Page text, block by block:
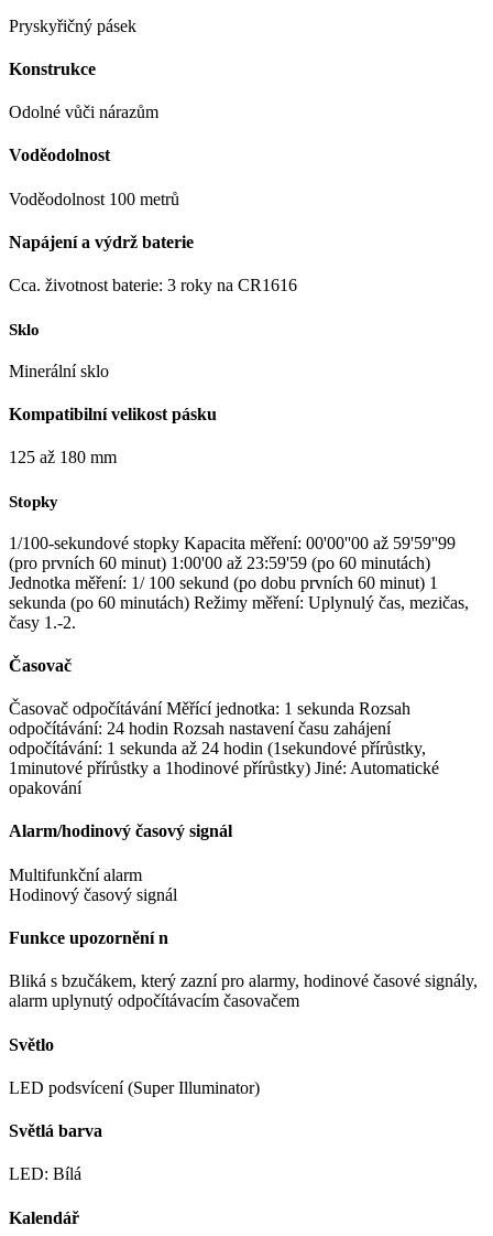
Pryskyřičný pásek
Konstrukce
Odolné vůči nárazům
Voděodolnost
Voděodolnost 100 metrů
Napájení a výdrž baterie
Cca. životnost baterie: 3 roky na CR1616
Sklo
Minerální sklo
Kompatibilní velikost pásku
125 až 180 mm
Stopky
1/100-sekundové stopky Kapacita měření: 00'00''00 až 59'59''99
(pro prvních 60 minut) 1:00'00 až 23:59'59 (po 60 minutách)
Jednotka měření: 1/ 100 sekund (po dobu prvních 60 minut) 1
sekunda (po 60 minutách) Režimy měření: Uplynulý čas, mezičas,
časy 1.-2.
Časovač
Časovač odpočítávání Měřící jednotka: 1 sekunda Rozsah
odpočítávání: 24 hodin Rozsah nastavení času zahájení
odpočítávání: 1 sekunda až 24 hodin (1sekundové přírůstky,
1minutové přírůstky a 1hodinové přírůstky) Jiné: Automatické
opakování
Alarm/hodinový časový signál
Multifunkční alarm
Hodinový časový signál
Funkce upozornění n
Bliká s bzučákem, který zazní pro alarmy, hodinové časové signály,
alarm uplynutý odpočítávacím časovačem
Světlo
LED podsvícení (Super Illuminator)
Světlá barva
LED: Bílá
Kalendář